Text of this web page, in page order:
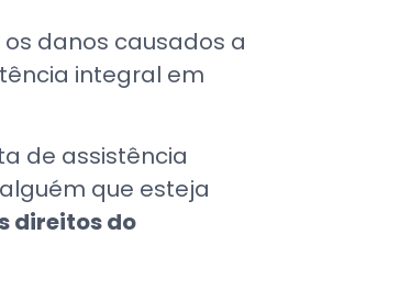
danos causados a
integral em
de assistência
que esteja
direitos do